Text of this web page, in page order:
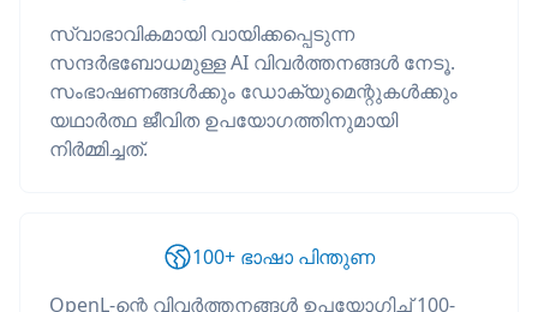
സ്വാഭാവികമായി വായിക്കപ്പെടുന്ന
സന്ദർഭബോധമുള്ള AI വിവർത്തനങ്ങൾ നേടൂ.
സംഭാഷണങ്ങൾക്കും ഡോക്യുമെന്റുകൾക്കും
യഥാർത്ഥ ജീവിത ഉപയോഗത്തിനുമായി
നിർമ്മിച്ചത്.
100+ ഭാഷാ പിന്തുണ
OpenL-ന്റെ വിവർത്തനങ്ങൾ ഉപയോഗിച്ച് 100-